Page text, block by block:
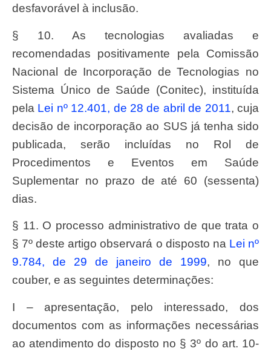
desfavorável à inclusão.
§ 10. As tecnologias avaliadas e
recomendadas positivamente pela Comissão
Nacional de Incorporação de Tecnologias no
Sistema Único de Saúde (Conitec), instituída
pela
Lei nº 12.401, de 28 de abril de 2011, cuja
decisão de incorporação ao SUS já tenha sido
publicada, serão incluídas no Rol de
Procedimentos e Eventos em Saúde
Suplementar no prazo de até 60 (sessenta)
dias.
§ 11. O processo administrativo de que trata o
§ 7º deste artigo observará o disposto na Lei nº
9.784, de 29 de janeiro de 1999, no que
couber, e as seguintes determinações:
I – apresentação, pelo interessado, dos
documentos com as informações necessárias
ao atendimento do disposto no § 3º do art. 10-